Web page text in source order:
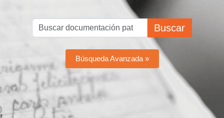
Buscar
Búsqueda Avanzada »